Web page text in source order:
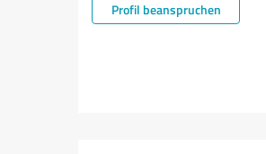
Profil beanspruchen